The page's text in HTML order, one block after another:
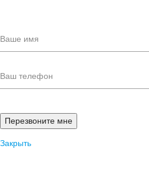
Закрыть